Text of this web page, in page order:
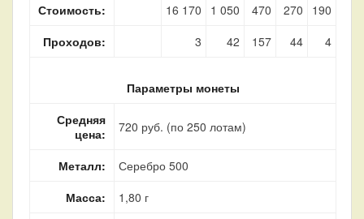
Стоимость:
16 170 1 050 470 270
190
Проходов:
3 42 157 44 4
Параметры монеты
Средняя
цена:
720 руб. (по 250 лотам)
Металл:
Серебро 500
Масса:
1,80 г